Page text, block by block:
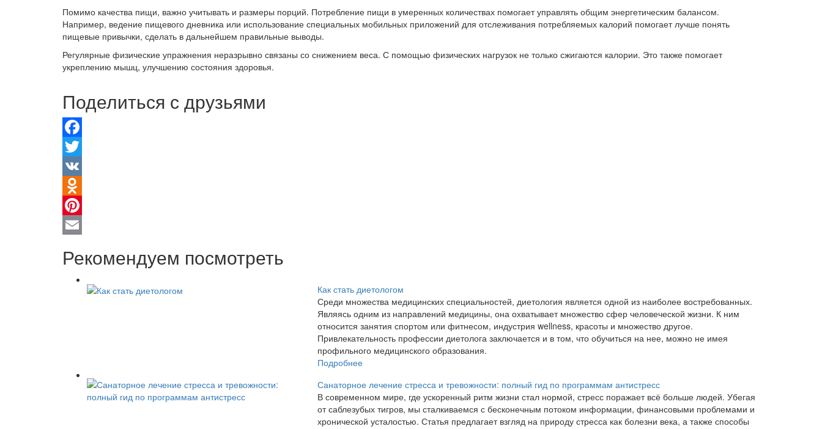
Помимо качества пищи, важно учитывать и размеры порций. Потребление пищи в умеренных количествах помогает управлять общим энергетическим балансом.
Например, ведение пищевого дневника или использование специальных мобильных приложений для отслеживания потребляемых калорий помогает лучше понять
пищевые привычки, сделать в дальнейшем правильные выводы.
Регулярные физические упражнения неразрывно связаны со снижением веса. С помощью физических нагрузок не только сжигаются калории. Это также помогает
укреплению мышц, улучшению состояния здоровья.
Поделиться с друзьями
Facebook
Twitter
VK
Odnoklassniki
Pinterest
Рекомендуем посмотреть
Как стать диетологом
Среди множества медицинских специальностей, диетология является одной из наиболее востребованных.
Являясь одним из направлений медицины, она охватывает множество сфер человеческой жизни. К ним
относится занятия спортом или фитнесом, индустрия wellness, красоты и множество другое.
Привлекательность профессии диетолога заключается и в том, что обучиться на нее, можно не имея
профильного медицинского образования.
Подробнее
Санаторное лечение стресса и тревожности: полный гид по программам антистресс
В современном мире, где ускоренный ритм жизни стал нормой, стресс поражает всё больше людей. Убегая
от саблезубых тигров, мы сталкиваемся с бесконечным потоком информации, финансовыми проблемами и
хронической усталостью. Статья предлагает взгляд на природу стресса как болезни века, а также способы